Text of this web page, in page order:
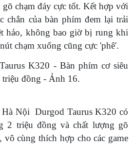
gõ chạm đáy cực tốt. Kết hợp với
chắn của bàn phím đem lại trải
hảo, không bao giờ bị rung khi
chạm xuống cũng cực 'phê'.
Nội Durgod Taurus K320 có
2 triệu đồng và chất lượng gõ
vô cùng thích hợp cho các game